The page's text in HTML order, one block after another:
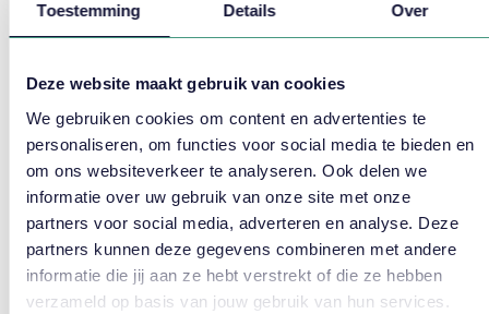
Toestemming Details Over
Deze website maakt gebruik van cookies
We gebruiken cookies om content en advertenties te
personaliseren, om functies voor social media te bieden en
om ons websiteverkeer te analyseren. Ook delen we
informatie over uw gebruik van onze site met onze
partners voor social media, adverteren en analyse. Deze
partners kunnen deze gegevens combineren met andere
informatie die jij aan ze hebt verstrekt of die ze hebben
verzameld op basis van jouw gebruik van hun services.
Dave Hooijmans helpt je
graag verder!
06 16 02 18 63